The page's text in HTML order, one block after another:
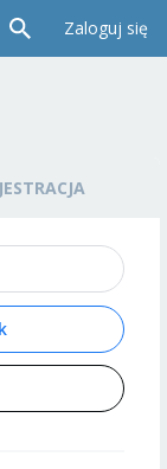
Zaloguj się